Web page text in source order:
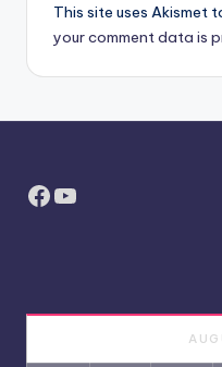
This site uses Akismet
your comment data is
Facebook
YouTube